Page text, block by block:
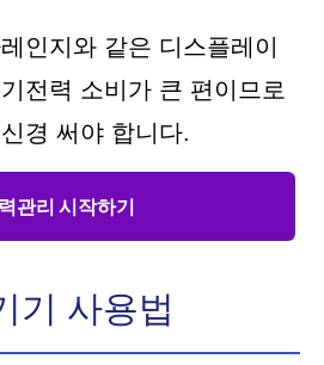
인지와 같은 디스플레이
전력 소비가 큰 편이므로
경 써야 합니다.
관리 시작하기
기 사용법